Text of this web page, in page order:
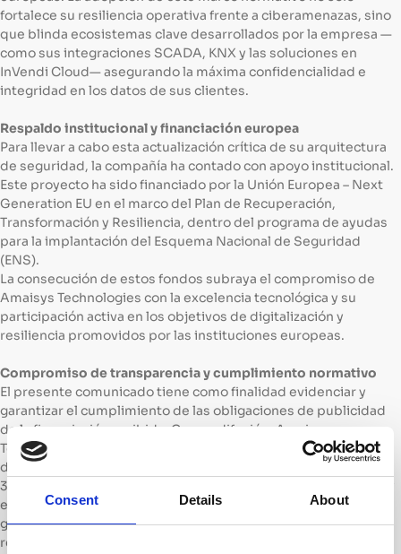
Consent Details About
fortalece su resiliencia operativa frente a ciberamenazas, sino
que blinda ecosistemas clave desarrollados por la empresa —
como sus integraciones SCADA, KNX y las soluciones en
InVendi Cloud— asegurando la máxima confidencialidad e
integridad en los datos de sus clientes.
Respaldo institucional y financiación europea
Para llevar a cabo esta actualización crítica de su arquitectura
de seguridad, la compañía ha contado con apoyo institucional.
Este proyecto ha sido financiado por la Unión Europea – Next
Generation EU en el marco del Plan de Recuperación,
Transformación y Resiliencia, dentro del programa de ayudas
para la implantación del Esquema Nacional de Seguridad
(ENS).
La consecución de estos fondos subraya el compromiso de
Amaisys Technologies con la excelencia tecnológica y su
participación activa en los objetivos de digitalización y
resiliencia promovidos por las instituciones europeas.
Compromiso de transparencia y cumplimiento normativo
El presente comunicado tiene como finalidad evidenciar y
garantizar el cumplimiento de las obligaciones de publicidad
de la financiación recibida. Con su difusión, Amaisys
Technologies da cumplimiento a lo establecido en la Base 23
de la convocatoria y la normativa aplicable, que incluye la Ley
38/2003 General de Subvenciones, el Real Decreto 130/2019 y
el Reglamento (UE) 2021/241. De este modo, la empresa
garantiza la visibilidad del origen de los fondos y el
reconocimiento del apoyo de la Unión Europea.